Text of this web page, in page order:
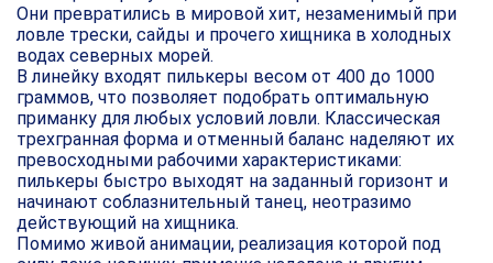
Они превратились в мировой хит, незаменимый при
ловле трески, сайды и прочего хищника в холодных
водах северных морей.
В линейку входят пилькеры весом от 400 до 1000
граммов, что позволяет подобрать оптимальную
приманку для любых условий ловли. Классическая
трехгранная форма и отменный баланс наделяют их
превосходными рабочими характеристиками:
пилькеры быстро выходят на заданный горизонт и
начинают соблазнительный танец, неотразимо
действующий на хищника.
Помимо живой анимации, реализация которой под